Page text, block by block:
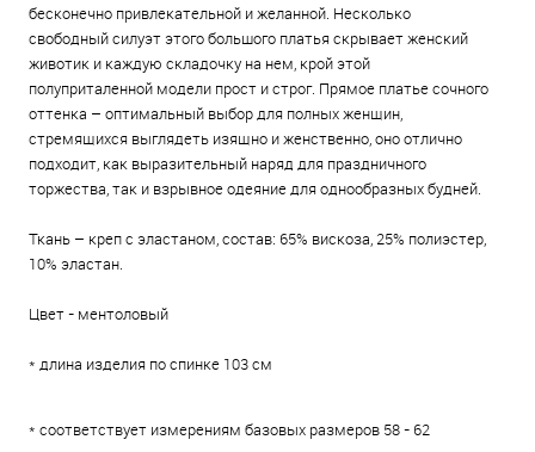
бесконечно привлекательной и желанной. Несколько
свободный силуэт этого большого платья скрывает женский
животик и каждую складочку на нем, крой этой
полуприталенной модели прост и строг. Прямое платье сочного
оттенка – оптимальный выбор для полных женщин,
стремящихся выглядеть изящно и женственно, оно отлично
подходит, как выразительный наряд для праздничного
торжества, так и взрывное одеяние для однообразных будней.
Ткань – креп с эластаном, состав: 65% вискоза, 25% полиэстер,
10% эластан.
Цвет - ментоловый
* длина изделия по спинке 103 см
* соответствует измерениям базовых размеров 58 - 62